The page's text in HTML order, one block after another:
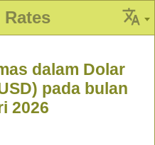
dalam Dolar
pada bulan
2026